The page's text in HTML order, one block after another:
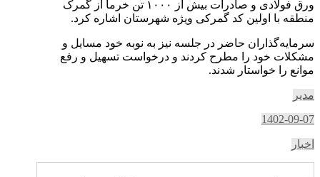
ورق فولادی و صادرات بیش از ۱۰۰۰ تن خرما از گمرک
منطقه با اولین کد گمرکی ویژه شهرستان اشاره کرد.
سرمایه‌گذاران حاضر در جلسه نیز به نوبه خود مسایل و
مشکلات خود را مطرح کردند و درخواست تسهیل و رفع
موانع را خواستار شدند.
مدیر
1402-09-07
اخبار